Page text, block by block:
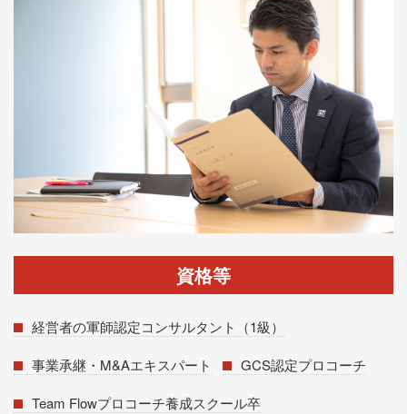
資格等
経営者の軍師認定コンサルタント（1級）
事業承継・M&Aエキスパート
GCS認定プロコーチ
Team Flowプロコーチ養成スクール卒